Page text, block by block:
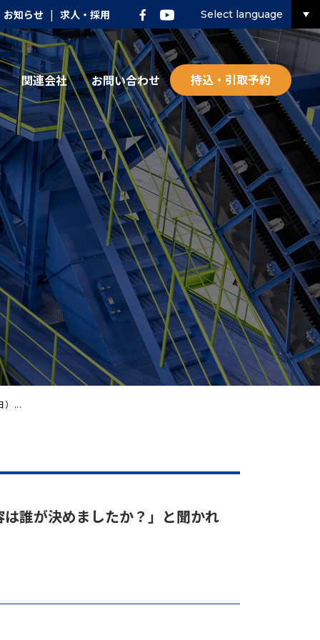
お知らせ | 求人・採用 Select language
関連会社 お問い合わせ 持込・引取予約
）...
誰が決めましたか？」と聞かれ